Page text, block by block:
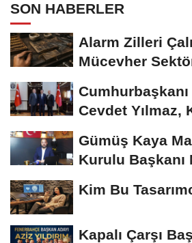
SON HABERLER
Alarm Zilleri
Mücevher
Cumhurbaşkanı
Cevdet Yılmaz,
Gümüş Kaya
Kurulu Başkanı
Kim Bu
Kapalı Çarşı